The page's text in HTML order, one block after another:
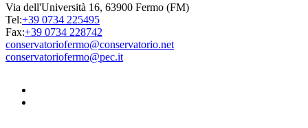
Via dell'Università 16, 63900 Fermo (FM)
Tel:+39 0734 225495
Fax:+39 0734 228742
conservatoriofermo@conservatorio.net
conservatoriofermo@pec.it